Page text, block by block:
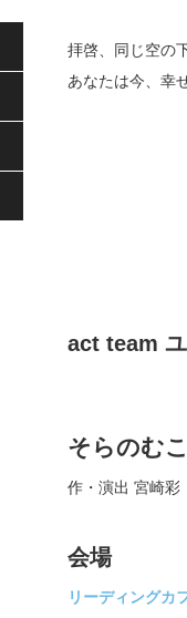
拝啓、同じ空の
あなたは今、幸
act team
そらのむ
作・演出 宮崎彩
会場
リーディングカ